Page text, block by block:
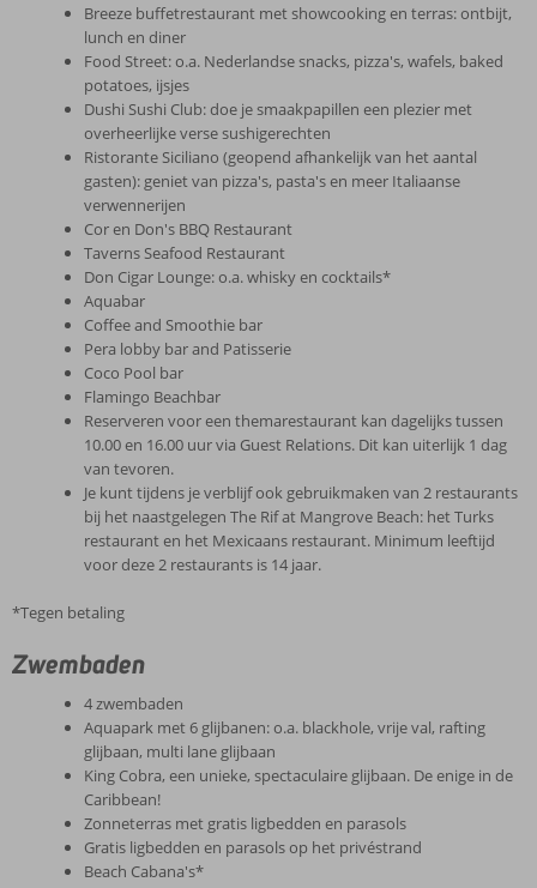
Breeze buffetrestaurant met showcooking en terras: ontbijt,
lunch en diner
Food Street: o.a. Nederlandse snacks, pizza's, wafels, baked
potatoes, ijsjes
Dushi Sushi Club: doe je smaakpapillen een plezier met
overheerlijke verse sushigerechten
Ristorante Siciliano (geopend afhankelijk van het aantal
gasten): geniet van pizza's, pasta's en meer Italiaanse
verwennerijen
Cor en Don's BBQ Restaurant
Taverns Seafood Restaurant
Don Cigar Lounge: o.a. whisky en cocktails*
Aquabar
Coffee and Smoothie bar
Pera lobby bar and Patisserie
Coco Pool bar
Flamingo Beachbar
Reserveren voor een themarestaurant kan dagelijks tussen
10.00 en 16.00 uur via Guest Relations. Dit kan uiterlijk 1 dag
van tevoren.
Je kunt tijdens je verblijf ook gebruikmaken van 2 restaurants
bij het naastgelegen The Rif at Mangrove Beach: het Turks
restaurant en het Mexicaans restaurant. Minimum leeftijd
voor deze 2 restaurants is 14 jaar.
*Tegen betaling
Zwembaden
4 zwembaden
Aquapark met 6 glijbanen: o.a. blackhole, vrije val, rafting
glijbaan, multi lane glijbaan
King Cobra, een unieke, spectaculaire glijbaan. De enige in de
Caribbean!
Zonneterras met gratis ligbedden en parasols
Gratis ligbedden en parasols op het privéstrand
Beach Cabana's*